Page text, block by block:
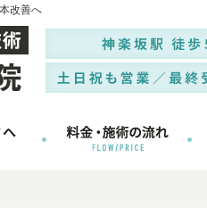
改善へ